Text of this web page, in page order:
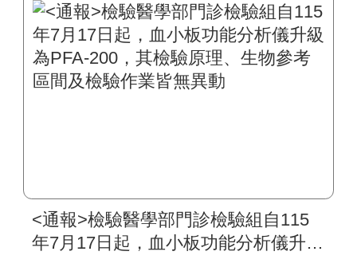
<通報>檢驗醫學部門診檢驗組自115
年7月17日起，血小板功能分析儀升級